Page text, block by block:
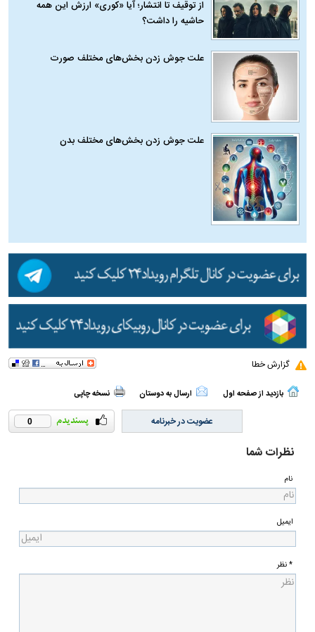
از توقیف تا انتشار؛ آیا «کوری» ارزش این همه
حاشیه را داشت؟
علت جوش زدن بخش‌های مختلف صورت
علت جوش زدن بخش‌های مختلف بدن
گزارش خطا
بازدید از صفحه اول ارسال به دوستان نسخه چاپی
0 عضویت در خبرنامه
نظرات شما
نام
ایمیل
* نظر